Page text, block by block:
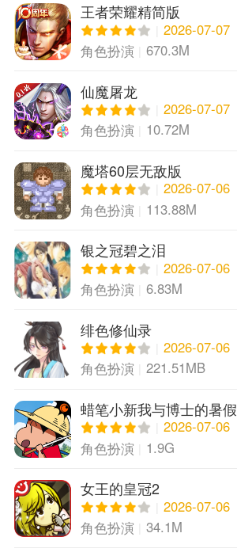
王者荣耀精简版
2026-07-07
角色扮演
670.3M
仙魔屠龙
2026-07-07
角色扮演
10.72M
魔塔60层无敌版
2026-07-06
角色扮演
113.88M
银之冠碧之泪
2026-07-06
角色扮演
6.83M
绯色修仙录
2026-07-06
角色扮演
221.51MB
蜡笔小新我与博士的暑假
2026-07-06
角色扮演
1.9G
女王的皇冠2
2026-07-06
角色扮演
34.1M